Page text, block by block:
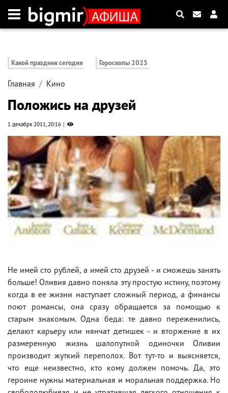
Какой праздник сегодня Гороскопы 2025
Главная Кино
Положись на друзей
1 декабря 2011, 20:16
Не имей сто рублей, а имей сто друзей - и сможешь занять
больше! Оливия давно поняла эту простую истину, поэтому
когда в ее жизни наступает сложный период, а финансы
поют романсы, она сразу обращается за помощью к
старым знакомым. Одна беда: те давно переженились,
делают карьеру или нянчат детишек - и вторжение в их
размеренную жизнь шалопутной одиночки Оливии
производит жуткий переполох. Вот тут-то и выясняется,
что еще неизвестно, кто кому должен помочь. Да, это
героине нужны материальная и моральная поддержка. Но